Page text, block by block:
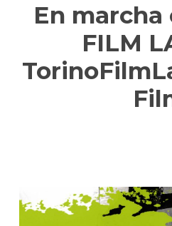
En marcha
FILM